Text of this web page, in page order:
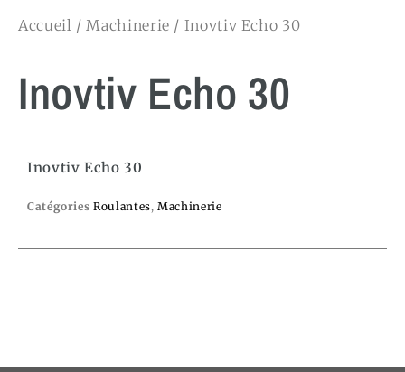
Accueil /Machinerie / Inovtiv Echo 30
Inovtiv Echo 30
Inovtiv Echo 30
Catégories Roulantes,Machinerie